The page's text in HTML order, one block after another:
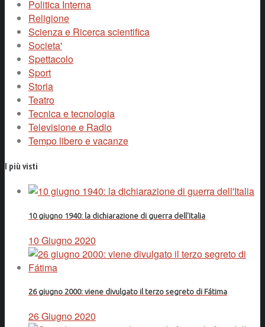
Politica Interna
Religione
Scienza e Ricerca scientifica
Societa'
Spettacolo
Sport
Storia
Teatro
Tecnica e tecnologia
Televisione e Radio
Tempo libero e vacanze
I più visti
10 giugno 1940: la dichiarazione di guerra dell'Italia
10 Giugno 2020
26 giugno 2000: viene divulgato il terzo segreto di Fátima
26 Giugno 2020